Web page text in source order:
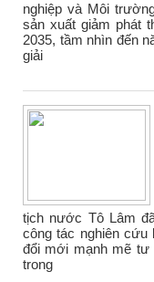
nghiệp và Môi
sản xuất giảm phát
2035, tầm nhìn đến
giải
tịch nước Tô Lâm
công tác nghiên cứu
đổi mới mạnh mẽ tư
trong